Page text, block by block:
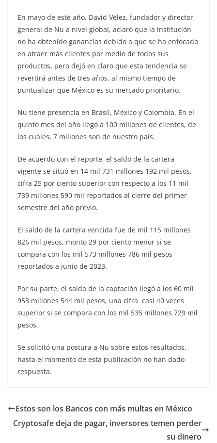
En mayo de este año, David Vélez, fundador y director
general de Nu a nivel global, aclaró que la institución
no ha obtenido ganancias debido a que se ha enfocado
en atraer más clientes por medio de todos sus
productos, pero dejó en claro que esta tendencia se
revertirá antes de tres años, al mismo tiempo de
puntualizar que México es su mercado prioritario.
Nu tiene presencia en Brasil, México y Colombia. En el
quinto mes del año llegó a 100 millones de clientes, de
los cuales, 7 millones son de nuestro país.
De acuerdo con el reporte, el saldo de la cartera
vigente se situó en 14 mil 731 millones 192 mil pesos,
cifra 25 por ciento superior con respecto a los 11 mil
739 millones 590 mil reportados al cierre del primer
semestre del año previo.
El saldo de la cartera vencida fue de mil 115 millones
826 mil pesos, monto 29 por ciento menor si se
compara con los mil 573 millones 786 mil pesos
reportados a junio de 2023.
Por su parte, el saldo de la captación llegó a los 60 mil
953 millones 544 mil pesos, una cifra casi 40 veces
superior si se compara con los mil 535 millones 729 mil
pesos.
Se solicitó una postura a Nu sobre estos resultados,
hasta el momento de esta publicación no han dado
respuesta.
Estos son los Bancos con más multas en México
Cryptosafe deja de pagar, inversores temen perder
su dinero